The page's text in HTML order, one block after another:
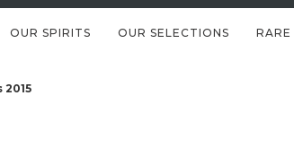
OUR SPIRITS OUR SELECTIONS